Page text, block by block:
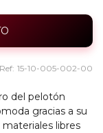
Ref: 15-10-005-002-00
del pelotón
gracias a su
libres